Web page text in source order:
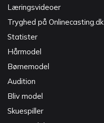
Læringsvideoer
Tryghed på Onlinecasting.dk
Statister
Hårmodel
Børnemodel
Audition
Bliv model
Skuespiller